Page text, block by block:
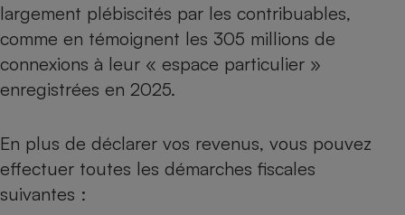
largement plébiscités par les contribuables,
comme en témoignent les 305 millions de
connexions à leur « espace particulier »
enregistrées en 2025.
En plus de déclarer vos revenus, vous pouvez
effectuer toutes les démarches fiscales
suivantes :